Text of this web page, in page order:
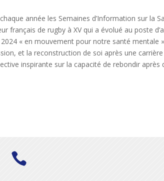
année les Semaines d’Information sur la
français de rugby à XV qui a évolué au poste
« en mouvement pour notre santé mentale
et la reconstruction de soi après une
inspirante sur la capacité de rebondir après
